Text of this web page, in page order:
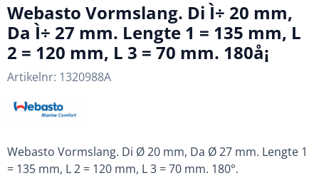
Webasto Vormslang. Di Ì÷ 20 mm,
Da Ì÷ 27 mm. Lengte 1 = 135 mm, L
2 = 120 mm, L 3 = 70 mm. 180å¡
Artikelnr: 1320988A
Webasto Vormslang. Di Ø 20 mm, Da Ø 27 mm. Lengte 1
= 135 mm, L 2 = 120 mm, L 3 = 70 mm. 180°.